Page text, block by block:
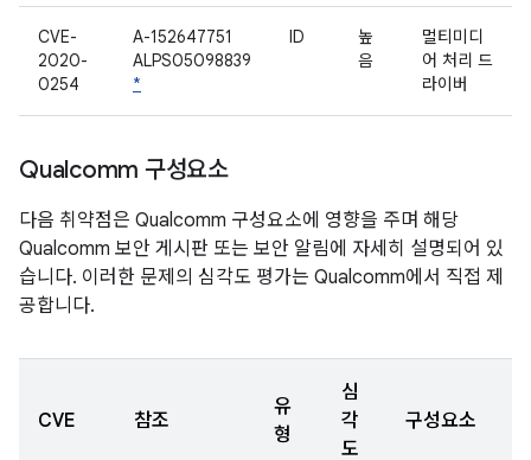
CVE-
2020-
0254
A-152647751
ALPS05098839
*
ID
높
음
멀티미디
어 처리 드
라이버
Qualcomm 구성요소
다음 취약점은 Qualcomm 구성요소에 영향을 주며 해당
Qualcomm 보안 게시판 또는 보안 알림에 자세히 설명되어 있
습니다. 이러한 문제의 심각도 평가는 Qualcomm에서 직접 제
공합니다.
CVE 참조
유
형
심
각
도
구성요소